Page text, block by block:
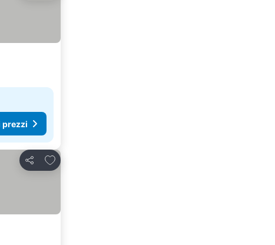
prezzi
Condividi
Aggiungi ai preferiti